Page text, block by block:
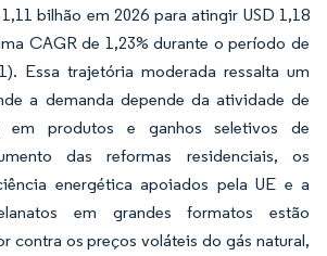
bilhão em 2026 para atingir USD 1,18
CAGR de 1,23% durante o período de
Essa trajetória moderada ressalta um
a demanda depende da atividade de
em produtos e ganhos seletivos de
das reformas residenciais, os
energética apoiados pela UE e a
em grandes formatos estão
contra os preços voláteis do gás natural,